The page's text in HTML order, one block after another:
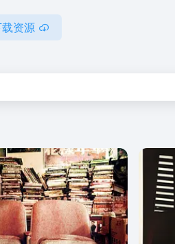
资源